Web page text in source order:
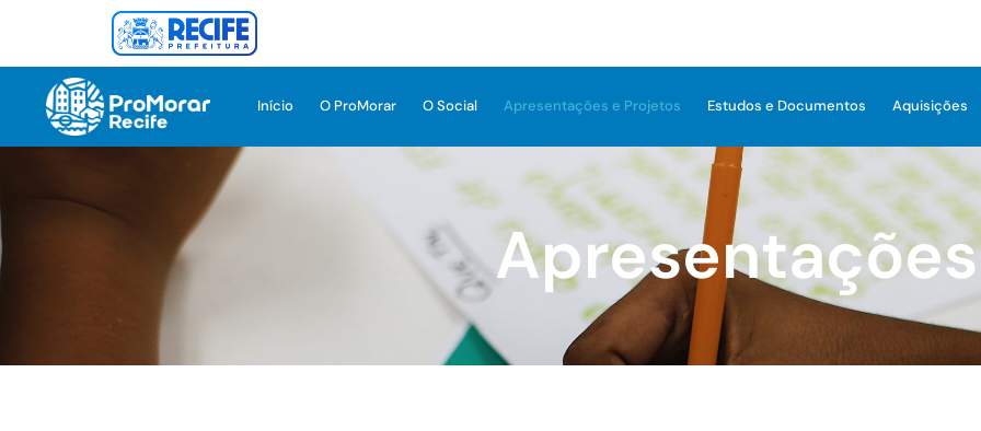
Início O ProMorar O Social Apresentações e Projetos Estudos e Documentos Aquisições
Apresentações